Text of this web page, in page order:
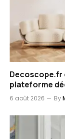
plateforme
6 août 2026 By